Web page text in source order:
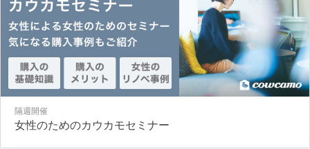
隔週開催
女性のためのカウカモセミナー